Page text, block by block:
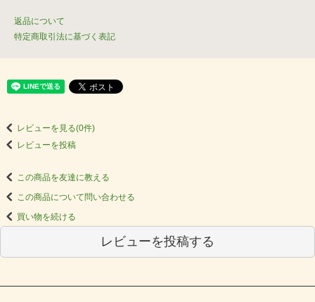
返品について
特定商取引法に基づく表記
レビューを見る(0件)
レビューを投稿
この商品を友達に教える
この商品について問い合わせる
買い物を続ける
レビューを投稿する